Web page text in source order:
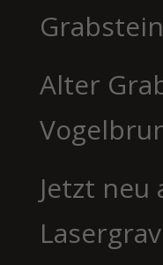
Grabstein
Alter
Jetzt neu